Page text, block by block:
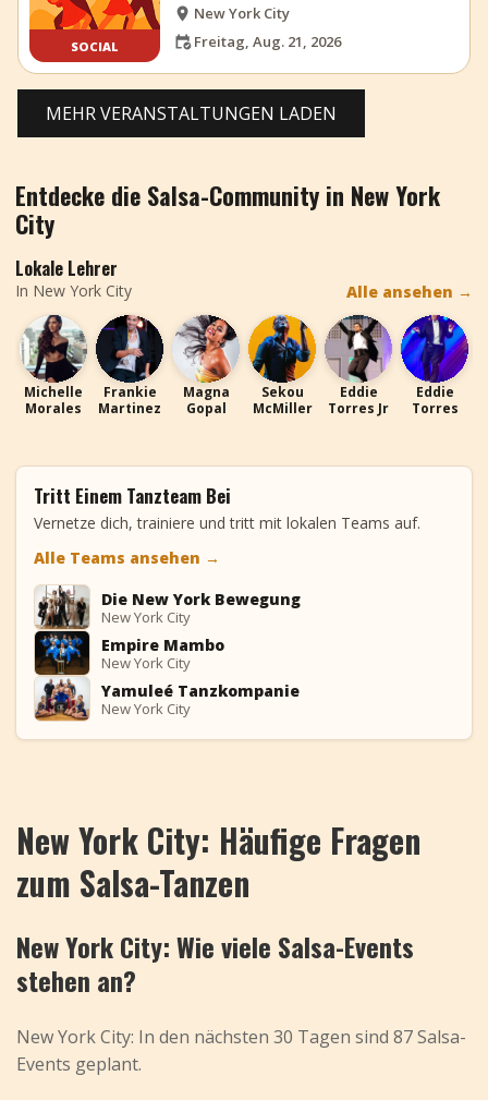
SOCIAL
New York City
Freitag, Aug. 21, 2026
MEHR VERANSTALTUNGEN LADEN
Entdecke die Salsa-Community in New York
City
Lokale Lehrer
In New York City Alle ansehen →
MM
Michelle
Morales
FM
Frankie
Martinez
MG
Magna
Gopal
SM
Sekou
McMiller
ET
Eddie
Torres Jr
ET
Eddie
Torres
Tritt Einem Tanzteam Bei
Vernetze dich, trainiere und tritt mit lokalen Teams auf.
Alle Teams ansehen →
DN Die New York Bewegung
New York City
EM Empire Mambo
New York City
YT Yamuleé Tanzkompanie
New York City
New York City: Häufige Fragen
zum Salsa-Tanzen
New York City: Wie viele Salsa-Events
stehen an?
New York City: In den nächsten 30 Tagen sind 87 Salsa-
Events geplant.